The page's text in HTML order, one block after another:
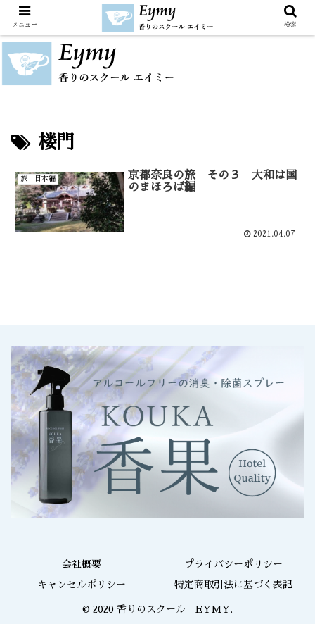
楼門
旅 日本編
京都奈良の旅 その３ 大和は国
のまほろば編
2021.04.07
会社概要 プライバシーポリシー
キャンセルポリシー 特定商取引法に基づく表記
© 2020 香りのスクール EYMY.
メニュー 検索